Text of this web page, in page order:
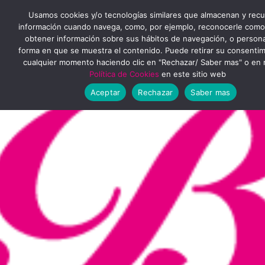
contenido
MENÚ
PRINCIPAL
Usamos cookies y/o tecnologías similares que almacenan y
información cuando navega, como, por ejemplo, reconocerle
obtener información sobre sus hábitos de navegación, o
forma en que se muestra el contenido. Puede retirar su
cualquier momento haciendo clic en "Rechazar/ Saber mas" o en
Política de Cookies en este sitio web
Aceptar
Rechazar Saber mas